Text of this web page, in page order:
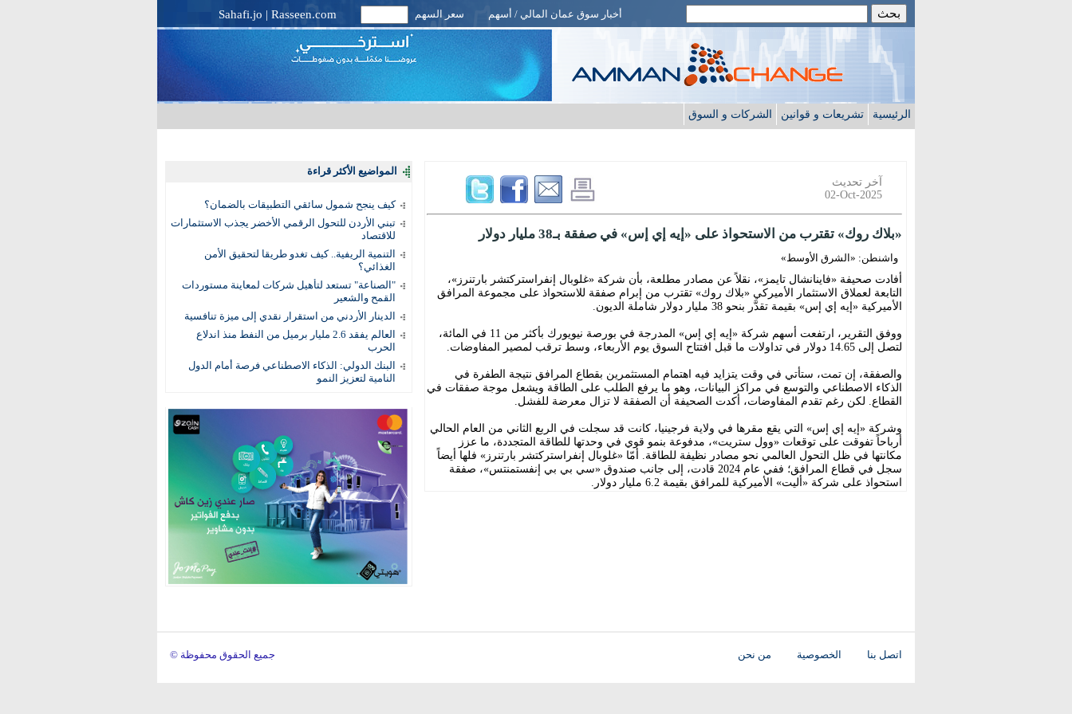
أخبار سوق عمان المالي / أسهم سعر السهم Sahafi.jo | Rasseen.com
الرئيسية تشريعات و قوانين الشركات و السوق
المواضيع الأكثر قراءة
كيف ينجح شمول سائقي التطبيقات بالضمان؟
تبني الأردن للتحول الرقمي الأخضر يجذب الاستثمارات
للاقتصاد
التنمية الريفية.. كيف تغدو طريقا لتحقيق الأمن
الغذائي؟
"الصناعة" تستعد لتأهيل شركات لمعاينة مستوردات
القمح والشعير
الدينار الأردني من استقرار نقدي إلى ميزة تنافسية
العالم يفقد 2.6 مليار برميل من النفط منذ اندلاع
الحرب
البنك الدولي: الذكاء الاصطناعي فرصة أمام الدول
النامية لتعزيز النمو
آخر تحديث
02-Oct-2025
«بلاك روك» تقترب من الاستحواذ على «إيه إي إس» في صفقة بـ38 مليار دولار
واشنطن: «الشرق الأوسط»
أفادت صحيفة «فاينانشال تايمز»، نقلاً عن مصادر مطلعة، بأن شركة «غلوبال إنفراستركتشر بارتنرز»،
التابعة لعملاق الاستثمار الأميركي «بلاك روك» تقترب من إبرام صفقة للاستحواذ على مجموعة المرافق
الأميركية «إيه إي إس» بقيمة تقدَّر بنحو 38 مليار دولار شاملة الديون.
ووفق التقرير، ارتفعت أسهم شركة «إيه إي إس» المدرجة في بورصة نيويورك بأكثر من 11 في المائة،
لتصل إلى 14.65 دولار في تداولات ما قبل افتتاح السوق يوم الأربعاء، وسط ترقب لمصير المفاوضات.
والصفقة، إن تمت، ستأتي في وقت يتزايد فيه اهتمام المستثمرين بقطاع المرافق نتيجة الطفرة في
الذكاء الاصطناعي والتوسع في مراكز البيانات، وهو ما يرفع الطلب على الطاقة ويشعل موجة صفقات في
القطاع. لكن رغم تقدم المفاوضات، أكدت الصحيفة أن الصفقة لا تزال معرضة للفشل.
وشركة «إيه إي إس» التي يقع مقرها في ولاية فرجينيا، كانت قد سجلت في الربع الثاني من العام الحالي
أرباحاً تفوقت على توقعات «وول ستريت»، مدفوعة بنمو قوي في وحدتها للطاقة المتجددة، ما عزز
مكانتها في ظل التحول العالمي نحو مصادر نظيفة للطاقة. أمّا «غلوبال إنفراستركتشر بارتنرز» فلها أيضاً
سجل في قطاع المرافق؛ ففي عام 2024 قادت، إلى جانب صندوق «سي بي بي إنفستمنتس»، صفقة
استحواذ على شركة «أليت» الأميركية للمرافق بقيمة 6.2 مليار دولار.
اتصل بنا الخصوصية من نحن © جميع الحقوق محفوظة